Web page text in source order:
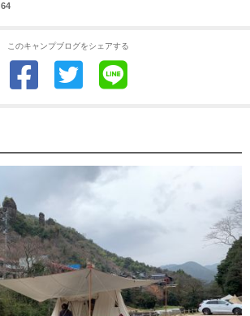
64
このキャンプブログをシェアする